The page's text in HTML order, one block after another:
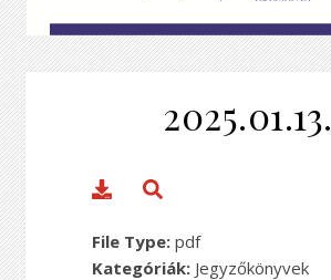
2025.01.13.
File Type: pdf
Kategóriák: Jegyzőkönyvek